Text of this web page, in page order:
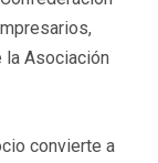
la Asociación
convierte a